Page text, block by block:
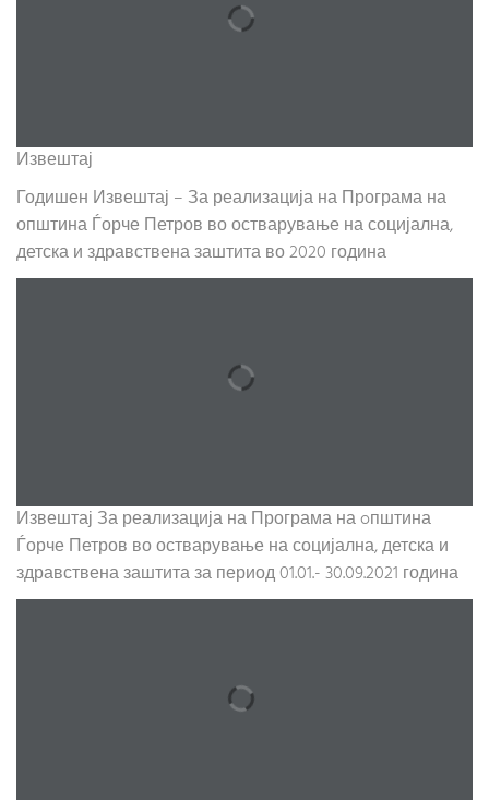
Извештај
Годишен Извештај – За реализација на Програма на
општина Ѓорче Петров во остварување на социјална,
детска и здравствена заштита во 2020 година
Извештај За реализација на Програма на oпштина
Ѓорче Петров во остварување на социјална, детска и
здравствена заштита за период 01.01.- 30.09.2021 година